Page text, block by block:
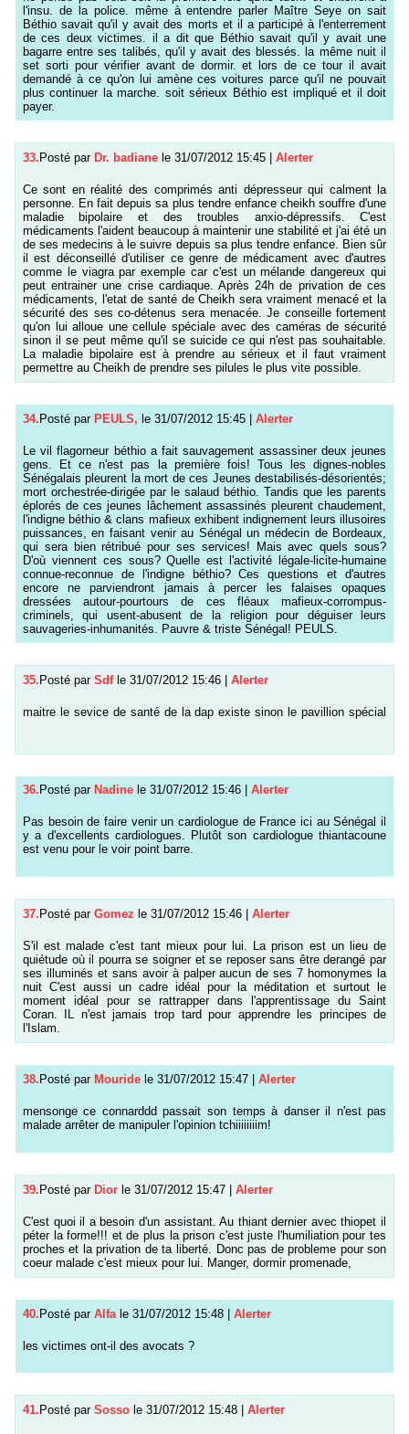
l'insu. de la police. même à entendre parler Maître Seye on sait
Béthio savait qu'il y avait des morts et il a participé à l'enterrement
de ces deux victimes. il a dit que Béthio savait qu'il y avait une
bagarre entre ses talibés, qu'il y avait des blessés. la même nuit il
set sorti pour vérifier avant de dormir. et lors de ce tour il avait
demandé à ce qu'on lui amène ces voitures parce qu'il ne pouvait
plus continuer la marche. soit sérieux Béthio est impliqué et il doit
payer.
33. Posté par Dr. badiane le 31/07/2012 15:45 Alerter
Ce sont en réalité des comprimés anti dépresseur qui calment la
personne. En fait depuis sa plus tendre enfance cheikh souffre d'une
maladie bipolaire et des troubles anxio-dépressifs. C'est
médicaments l'aident beaucoup à maintenir une stabilité et j'ai été un
de ses medecins à le suivre depuis sa plus tendre enfance. Bien sûr
il est déconseillé d'utiliser ce genre de médicament avec d'autres
comme le viagra par exemple car c'est un mélande dangereux qui
peut entrainer une crise cardiaque. Après 24h de privation de ces
médicaments, l'etat de santé de Cheikh sera vraiment menacé et la
sécurité des ses co-détenus sera menacée. Je conseille fortement
qu'on lui alloue une cellule spéciale avec des caméras de sécurité
sinon il se peut même qu'il se suicide ce qui n'est pas souhaitable.
La maladie bipolaire est à prendre au sérieux et il faut vraiment
permettre au Cheikh de prendre ses pilules le plus vite possible.
34. Posté par PEULS, le 31/07/2012 15:45 Alerter
Le vil flagorneur béthio a fait sauvagement assassiner deux jeunes
gens. Et ce n'est pas la première fois! Tous les dignes-nobles
Sénégalais pleurent la mort de ces Jeunes destabilisés-désorientés;
mort orchestrée-dirigée par le salaud béthio. Tandis que les parents
éplorés de ces jeunes lâchement assassinés pleurent chaudement,
l'indigne béthio & clans mafieux exhibent indignement leurs illusoires
puissances, en faisant venir au Sénégal un médecin de Bordeaux,
qui sera bien rétribué pour ses services! Mais avec quels sous?
D'où viennent ces sous? Quelle est l'activité légale-licite-humaine
connue-reconnue de l'indigne béthio? Ces questions et d'autres
encore ne parviendront jamais à percer les falaises opaques
dressées autour-pourtours de ces fléaux mafieux-corrompus-
criminels, qui usent-abusent de la religion pour déguiser leurs
sauvageries-inhumanités. Pauvre & triste Sénégal! PEULS.
35.Posté par Sdf le 31/07/2012 15:46 | Alerter
maitre le sevice de santé de la dap existe sinon le pavillion spécial
36. Posté par Nadine le 31/07/2012 15:46 Alerter
Pas besoin de faire venir un cardiologue de France ici au Sénégal il
y a d'excellents cardiologues. Plutôt son cardiologue thiantacoune
est venu pour le voir point barre.
37. Posté par Gomez le 31/07/2012 15:46 Alerter
S'il est malade c'est tant mieux pour lui. La prison est un lieu de
quiétude où il pourra se soigner et se reposer sans être derangé par
ses illuminés et sans avoir à palper aucun de ses 7 homonymes la
nuit C'est aussi un cadre idéal pour la méditation et surtout le
moment idéal pour se rattrapper dans l'apprentissage du Saint
Coran. IL n'est jamais trop tard pour apprendre les principes de
l'Islam.
38. Posté par Mouride le 31/07/2012 15:47 Alerter
mensonge ce connarddd passait son temps à danser il n'est pas
malade arrêter de manipuler l'opinion tchiiiiiiiim!
39.Posté par Dior le 31/07/2012 15:47 | Alerter
C'est quoi il a besoin d'un assistant. Au thiant dernier avec thiopet il
péter la forme!!! et de plus la prison c'est juste l'humiliation pour tes
proches et la privation de ta liberté. Donc pas de probleme pour son
coeur malade c'est mieux pour lui. Manger, dormir promenade,
40.Posté par Alfa le 31/07/2012 15:48 | Alerter
les victimes ont-il des avocats ?
41. Posté par Sosso le 31/07/2012 15:48 Alerter